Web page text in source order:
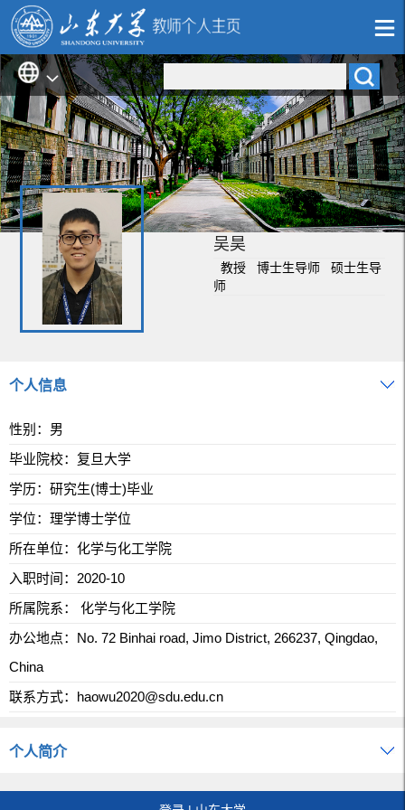
吴昊
教授 博士生导师 硕士生导
师
个人信息
性别：男
毕业院校：复旦大学
学历：研究生(博士)毕业
学位：理学博士学位
所在单位：化学与化工学院
入职时间：2020-10
所属院系： 化学与化工学院
办公地点：No. 72 Binhai road, Jimo District, 266237, Qingdao,
China
联系方式： haowu2020@sdu.edu.cn
个人简介